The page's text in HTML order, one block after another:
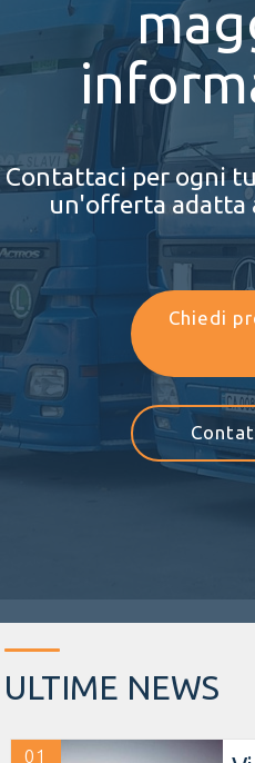
Contattaci per ogni
un'offerta adatta
Chiedi
ULTIME NEWS
01